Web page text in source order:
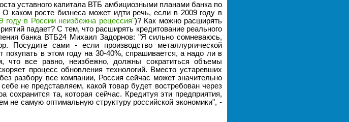
уставного капитала ВТБ амбициозными планами банка по
каком росте бизнеса может идти речь, если в 2009 году в
году в России неизбежна рецессия")? Как можно расширять
падает? С тем, что расширять кредитование реального
банка ВТБ24 Михаил Задорнов: "Я сильно сомневаюсь,
Посудите сами - если производство металлургической
в этом году на 30-40%, спрашивается, а надо ли в
все равно, неизбежно, должны сократиться объемы
процесс обновления технологий. Вместо устаревших
разбору все компании, Россия сейчас может значительно
не представляем, какой товар будет востребован через
сохранится та, которая сейчас. Кредитуя эти предприятия,
не самую оптимальную структуру российской экономики", -